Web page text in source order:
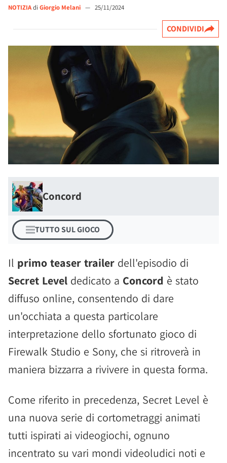
NOTIZIAdi Giorgio Melani — 25/11/2024
CONDIVIDI
Concord
TUTTO SUL GIOCO
Il primo teaser trailer dell'episodio di
Secret Level dedicato a Concord è stato
diffuso online, consentendo di dare
un'occhiata a questa particolare
interpretazione dello sfortunato gioco di
Firewalk Studio e Sony, che si ritroverà in
maniera bizzarra a rivivere in questa forma.
Come riferito in precedenza, Secret Level è
una nuova serie di cortometraggi animati
tutti ispirati ai videogiochi, ognuno
incentrato su vari mondi videoludici noti e